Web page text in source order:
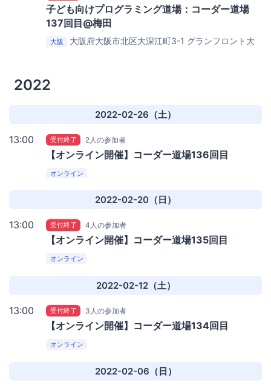
子ども向けプログラミング道場：コーダー道場
137回目@梅田
大阪
大阪府大阪市北区大深江町3-1 グランフロント大
2022
2022-02-26（土）
13:00 受付終了 2人の参加者
【オンライン開催】コーダー道場136回目
オンライン
2022-02-20（日）
13:00 受付終了 4人の参加者
【オンライン開催】コーダー道場135回目
オンライン
2022-02-12（土）
13:00 受付終了 3人の参加者
【オンライン開催】コーダー道場134回目
オンライン
2022-02-06（日）